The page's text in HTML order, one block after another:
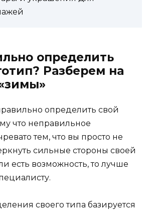
определить
Разберем на
определить свой
что неправильное
тем, что вы просто не
сильные стороны своей
есть возможность, то лучше
своего типа базируется